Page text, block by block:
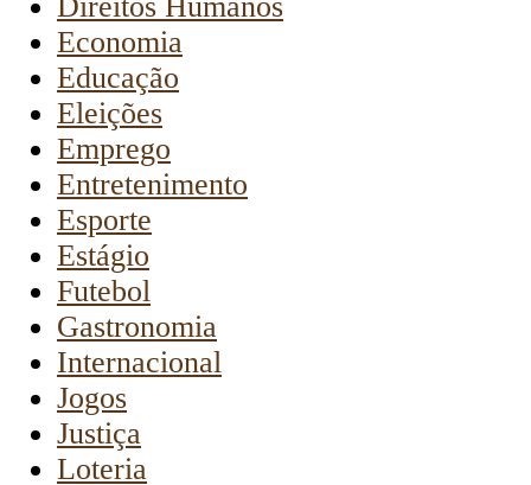
Direitos Humanos
Economia
Educação
Eleições
Emprego
Entretenimento
Esporte
Estágio
Futebol
Gastronomia
Internacional
Jogos
Justiça
Loteria